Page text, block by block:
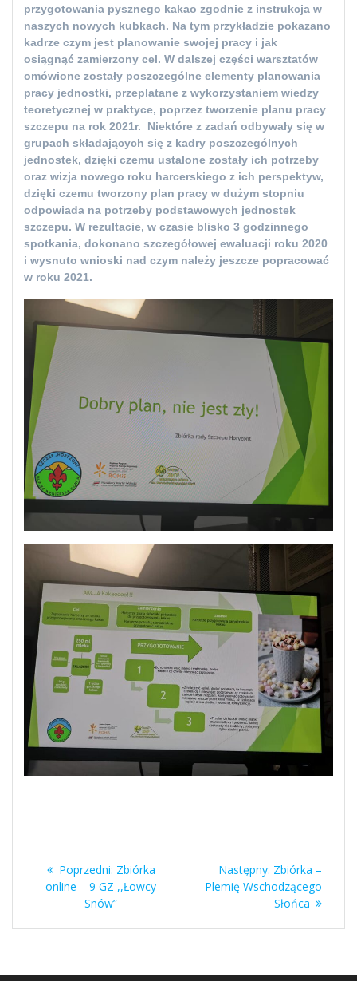
przygotowania pysznego kakao zgodnie z instrukcja w
naszych nowych kubkach. Na tym przykładzie pokazano
kadrze czym jest planowanie swojej pracy i jak
osiągnąć zamierzony cel. W dalszej części warsztatów
omówione zostały poszczególne elementy planowania
pracy jednostki, przeplatane z wykorzystaniem wiedzy
teoretycznej w praktyce, poprzez tworzenie planu pracy
szczepu na rok 2021r. Niektóre z zadań odbywały się w
grupach składających się z kadry poszczególnych
jednostek, dzięki czemu ustalone zostały ich potrzeby
oraz wizja nowego roku harcerskiego z ich perspektyw,
dzięki czemu tworzony plan pracy w dużym stopniu
odpowiada na potrzeby podstawowych jednostek
szczepu. W rezultacie, w czasie blisko 3 godzinnego
spotkania, dokonano szczegółowej ewaluacji roku 2020
i wysnuto wnioski nad czym należy jeszcze popracować
w roku 2021.
Nawigacja
wpisu
Poprzedni: Poprzedni
wpis:
Zbiórka
online – 9 GZ ,,Łowcy
Snów”
Następny: Następny
wpis:
Zbiórka –
Plemię Wschodzącego
Słońca